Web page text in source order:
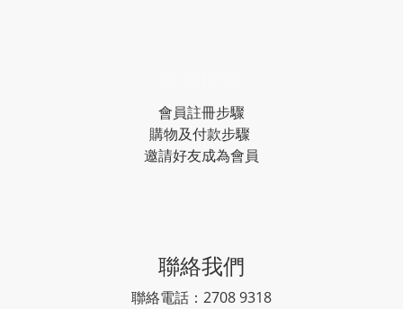
會員註冊步驟
購物及付款步驟
邀請好友成為會員
聯絡我們
聯絡電話：2708 9318